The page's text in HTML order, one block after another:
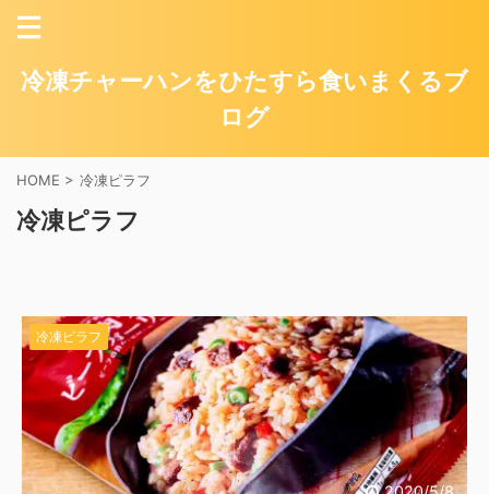
冷凍チャーハンをひたすら食いまくるブ
ログ
HOME > 冷凍ピラフ
冷凍ピラフ
冷凍ピラフ